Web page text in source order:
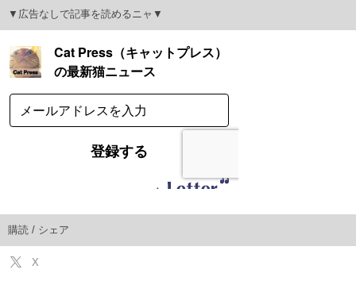
▼広告なしで記事を読めるニャ▼
購読 / シェア
X